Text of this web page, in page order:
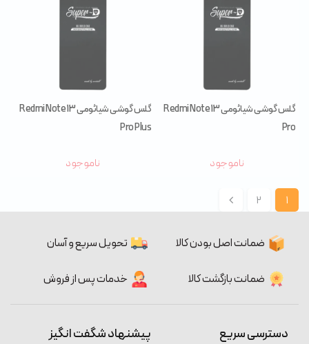
گلس گوشی شیائومی Redmi Note 13
Pro
ناموجود
گلس گوشی شیائومی Redmi Note 13
Pro Plus
ناموجود
1
2
ضمانت اصل بودن کالا تحویل سریع و آسان
ضمانت بازگشت کالا خدمات پس از فروش
دسترسی سریع پیشنهاد شگفت انگیز